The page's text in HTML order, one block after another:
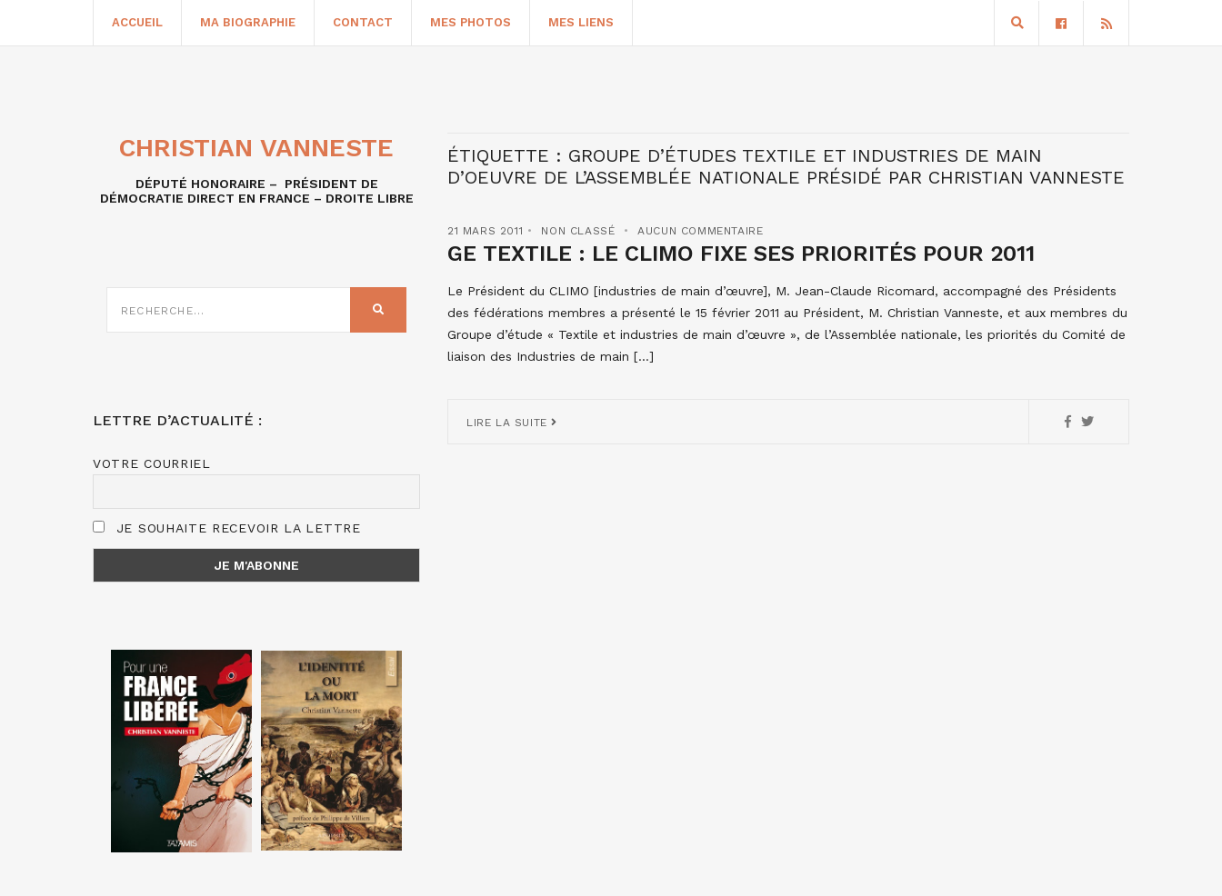
ACCUEIL MA BIOGRAPHIE CONTACT MES PHOTOS MES LIENS
ÉTIQUETTE : GROUPE D’ÉTUDES TEXTILE ET INDUSTRIES DE MAIN
D’OEUVRE DE L’ASSEMBLÉE NATIONALE PRÉSIDÉ PAR CHRISTIAN VANNESTE
21 MARS 2011 NON CLASSÉ AUCUN COMMENTAIRE
GE TEXTILE : LE CLIMO FIXE SES PRIORITÉS POUR 2011
Le Président du CLIMO [industries de main d’œuvre], M. Jean-Claude Ricomard, accompagné des Présidents
des fédérations membres a présenté le 15 février 2011 au Président, M. Christian Vanneste, et aux membres du
Groupe d’étude « Textile et industries de main d’œuvre », de l’Assemblée nationale, les priorités du Comité de
liaison des Industries de main […]
LIRE LA SUITE
CHRISTIAN VANNESTE
DÉPUTÉ HONORAIRE – PRÉSIDENT DE
DÉMOCRATIE DIRECT EN FRANCE – DROITE LIBRE
SUR
RECHERCHER
LETTRE D’ACTUALITÉ :
VOTRE COURRIEL
JE SOUHAITE RECEVOIR LA LETTRE